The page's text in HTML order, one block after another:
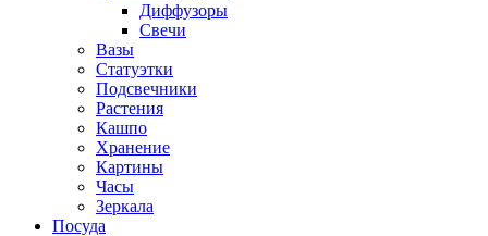
Диффузоры
Свечи
Вазы
Статуэтки
Подсвечники
Растения
Кашпо
Хранение
Картины
Часы
Зеркала
Посуда